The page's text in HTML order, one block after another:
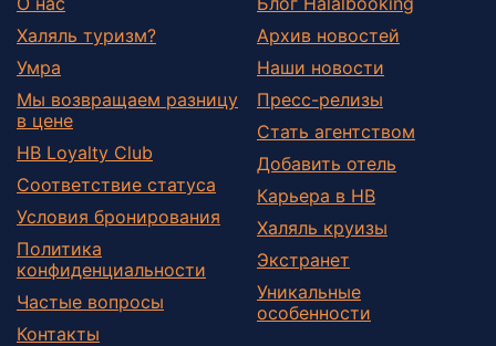
Халяль туризм?
Умра
Мы возвращаем разницу
в цене
HB Loyalty Club
Соответствие статуса
Условия бронирования
Политика
конфиденциальности
Частые вопросы
Контакты
Архив новостей
Наши новости
Пресс-релизы
Стать агентством
Добавить отель
Карьера в HB
Халяль круизы
Экстранет
Уникальные
особенности